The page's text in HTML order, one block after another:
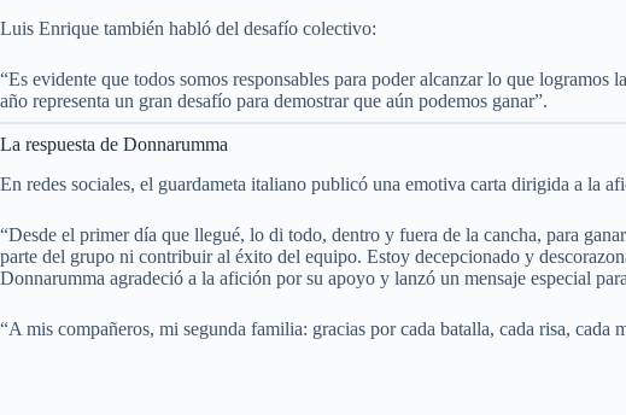
Luis Enrique también habló del desafío colectivo:
“Es evidente que todos somos responsables para poder alcanzar lo que
año representa un gran desafío para demostrar que aún podemos ganar”.
La respuesta de Donnarumma
En redes sociales, el guardameta italiano publicó una emotiva carta dirigida a la
“Desde el primer día que llegué, lo di todo, dentro y fuera de la cancha, para
parte del grupo ni contribuir al éxito del equipo. Estoy decepcionado y
Donnarumma agradeció a la afición por su apoyo y lanzó un mensaje especial
“A mis compañeros, mi segunda familia: gracias por cada batalla, cada risa, cada